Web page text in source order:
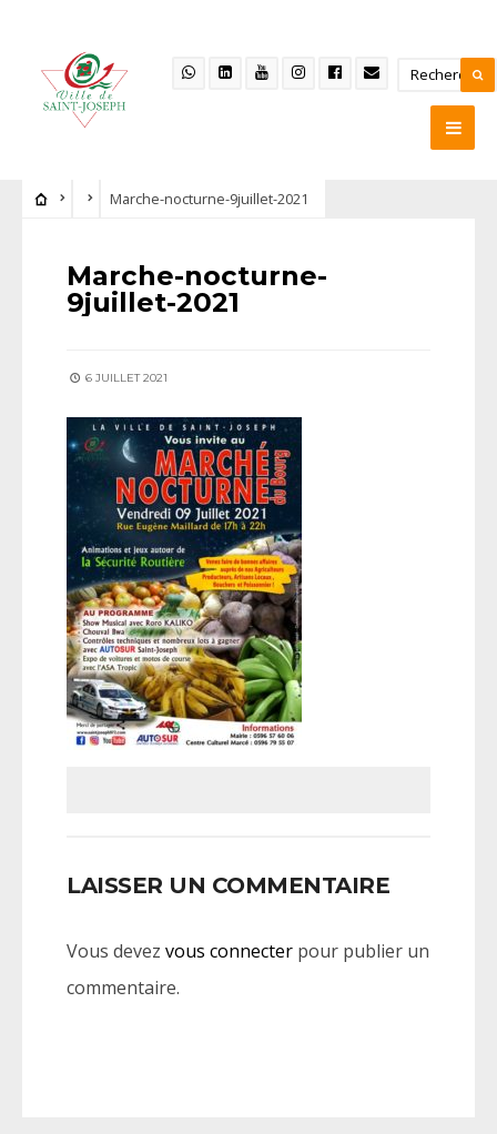
Marche-nocturne-9juillet-2021
Marche-nocturne-
9juillet-2021
6 JUILLET 2021
LAISSER UN COMMENTAIRE
Vous devez vous connecter pour publier un
commentaire.